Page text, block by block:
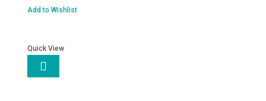
Add to Wishlist
Quick View
